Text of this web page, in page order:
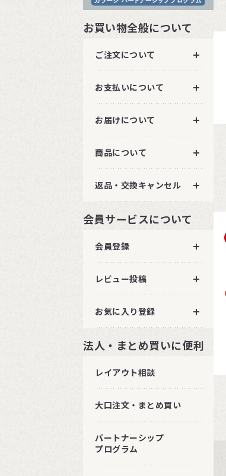
お買い物全般について
ご注文について
お支払いについて
お届けについて
商品について
返品・交換キャンセル
会員サービスについて
会員登録
レビュー投稿
お気に入り登録
法人・まとめ買いに便利
レイアウト相談
大口注文・まとめ買い
パートナーシップ
プログラム